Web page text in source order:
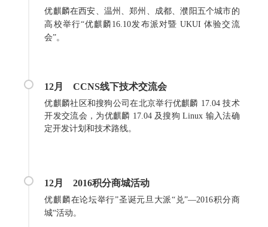
优麒麟在西安、温州、郑州、成都、濮阳五个城市的
高校举行“优麒麟16.10发布派对暨 UKUI 体验交流
会”。
12月 CCNS线下技术交流会
优麒麟社区和搜狗公司在北京举行优麒麟 17.04 技术
开发交流会，为优麒麟 17.04 及搜狗 Linux 输入法确
定开发计划和技术路线。
12月 2016积分商城活动
优麒麟在论坛举行”圣诞元旦大派“兑”—2016积分商
城“活动。